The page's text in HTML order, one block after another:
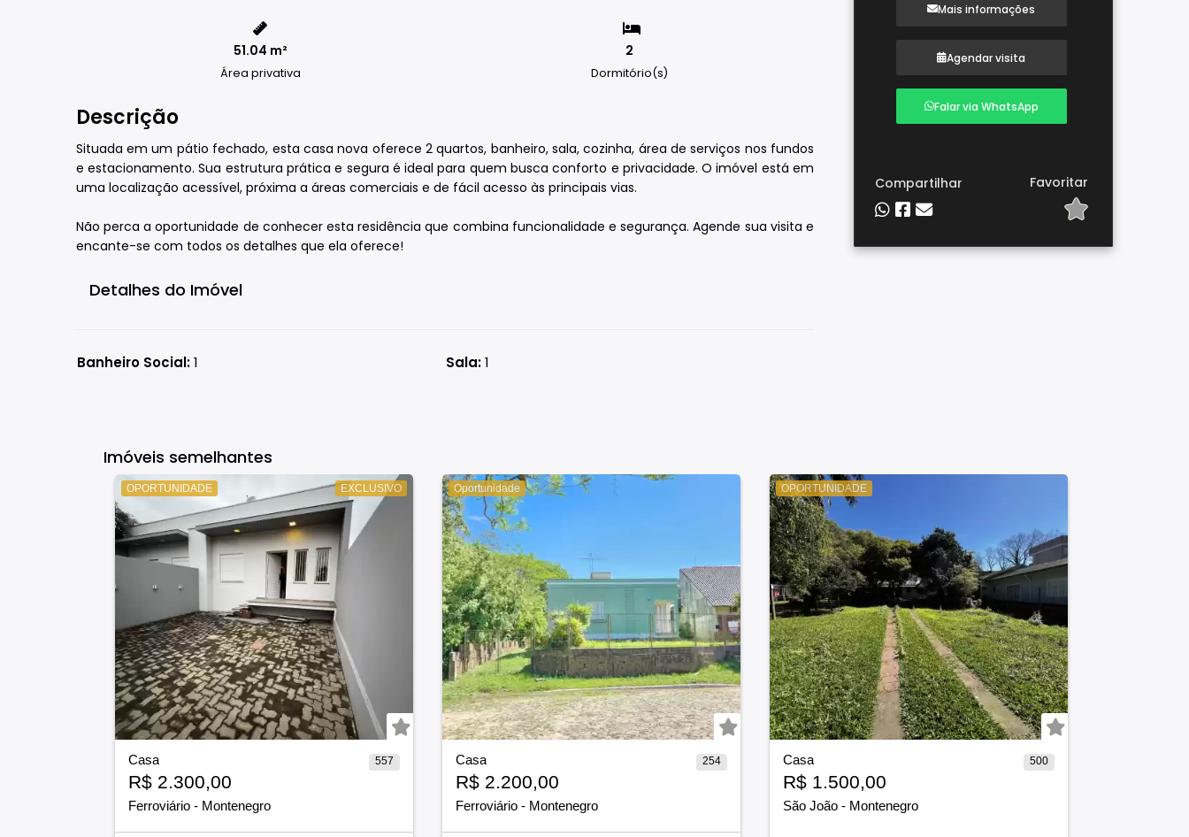
51.04 m²
Área privativa
2
Dormitório(s)
Descrição
Situada em um pátio fechado, esta casa nova oferece 2 quartos, banheiro, sala, cozinha, área de serviços nos fundos
e estacionamento. Sua estrutura prática e segura é ideal para quem busca conforto e privacidade. O imóvel está em
uma localização acessível, próxima a áreas comerciais e de fácil acesso às principais vias.
Não perca a oportunidade de conhecer esta residência que combina funcionalidade e segurança. Agende sua visita e
encante-se com todos os detalhes que ela oferece!
Detalhes do Imóvel
Banheiro Social: 1 Sala:1
Mais informações
Agendar visita
Falar via WhatsApp
Compartilhar Favoritar
Imóveis semelhantes
OPORTUNIDADE EXCLUSIVO
Casa 557
R$ 2.300,00
Ferroviário - Montenegro
Oportunidade
Casa 254
R$ 2.200,00
Ferroviário - Montenegro
OPORTUNIDADE
Casa 500
R$ 1.500,00
São João - Montenegro